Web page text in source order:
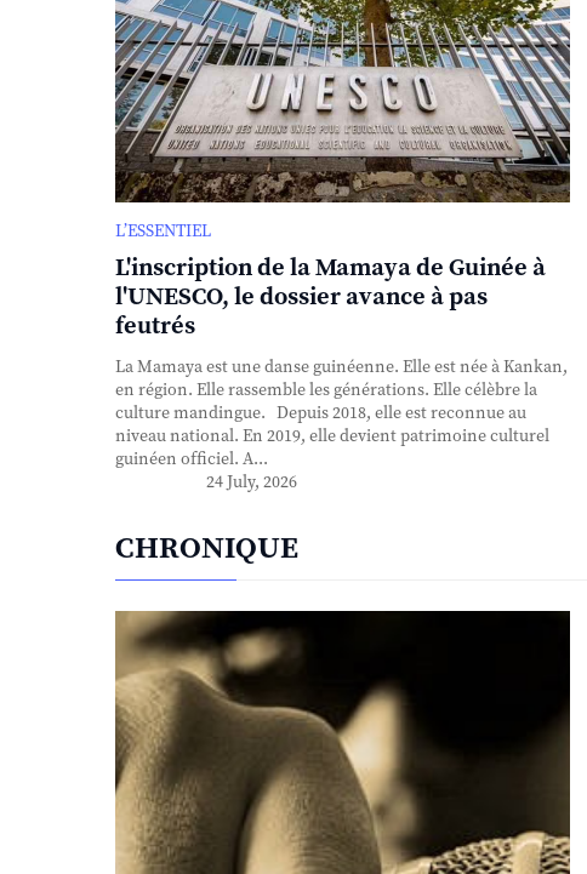
L’ESSENTIEL
L'inscription de la Mamaya de Guinée à
l'UNESCO, le dossier avance à pas
feutrés
La Mamaya est une danse guinéenne. Elle est née à Kankan,
en région. Elle rassemble les générations. Elle célèbre la
culture mandingue. Depuis 2018, elle est reconnue au
niveau national. En 2019, elle devient patrimoine culturel
guinéen officiel. A...
24 July, 2026
CHRONIQUE